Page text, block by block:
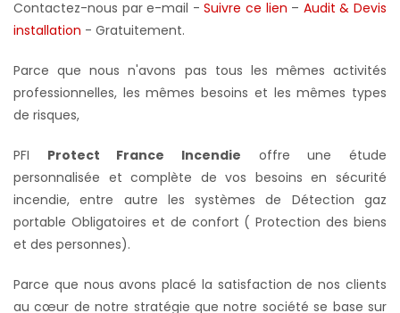
Contactez-nous par e-mail -Suivre ce lien – Audit & Devis
installation - Gratuitement.
Parce que nous n'avons pas tous les mêmes activités
professionnelles, les mêmes besoins et les mêmes types
de risques,
PFI Protect France Incendie offre une étude
personnalisée et complète de vos besoins en sécurité
incendie, entre autre les systèmes de Détection gaz
portable Obligatoires et de confort ( Protection des biens
et des personnes).
Parce que nous avons placé la satisfaction de nos clients
au cœur de notre stratégie que notre société se base sur